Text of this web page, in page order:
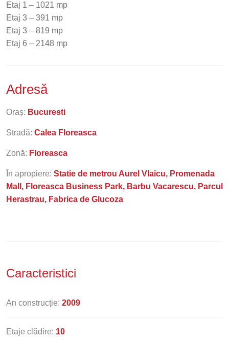
Etaj 1 – 1021 mp
Etaj 3 – 391 mp
Etaj 3 – 819 mp
Etaj 6 – 2148 mp
Adresă
Oraș: Bucuresti
Stradă: Calea Floreasca
Zonă: Floreasca
În apropiere: Statie de metrou Aurel Vlaicu, Promenada
Mall, Floreasca Business Park, Barbu Vacarescu, Parcul
Herastrau, Fabrica de Glucoza
Caracteristici
An construcție: 2009
Etaje clădire: 10